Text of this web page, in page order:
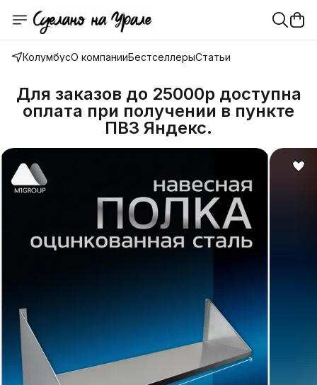
КолумбусО компанииБестселлерыСтатьи
Для заказов до 25000р доступна
оплата при получении в пункте
ПВЗ Яндекс.